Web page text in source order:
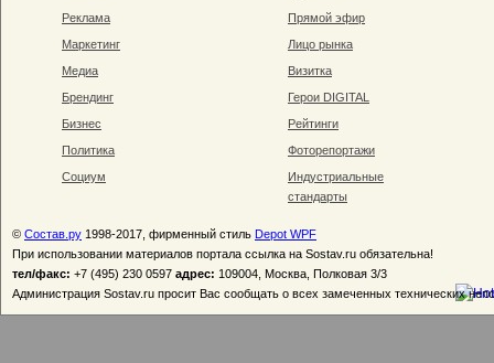
Реклама
Маркетинг
Медиа
Брендинг
Бизнес
Политика
Социум
Прямой эфир
Лицо рынка
Визитка
Герои DIGITAL
Рейтинги
Фоторепортажи
Индустриальные
стандарты
© Состав.ру 1998-2017, фирменный стиль Depot WPF
При использовании материалов портала ссылка на Sostav.ru обязательна!
тел/факс: +7 (495) 230 0597 адрес: 109004, Москва, Полковая 3/3
Администрация Sostav.ru просит Вас сообщать о всех замеченных технических